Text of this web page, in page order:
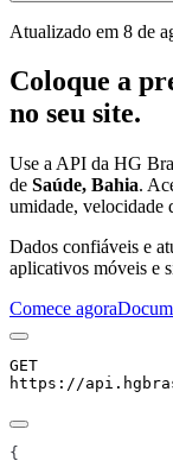
Atualizado em 8 de
Coloque a
no seu site.
Use a API da HG
de Saúde, Bahia.
umidade, velocidade
Dados confiáveis e
aplicativos móveis e
Comece agora
GET
https://